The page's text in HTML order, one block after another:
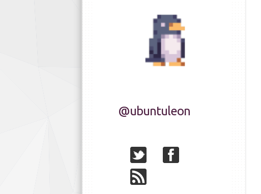
@ubuntuleon